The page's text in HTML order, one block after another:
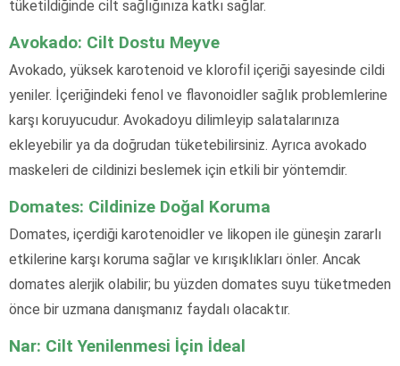
tüketildiğinde cilt sağlığınıza katkı sağlar.
Avokado: Cilt Dostu Meyve
Avokado, yüksek karotenoid ve klorofil içeriği sayesinde cildi
yeniler. İçeriğindeki fenol ve flavonoidler sağlık problemlerine
karşı koruyucudur. Avokadoyu dilimleyip salatalarınıza
ekleyebilir ya da doğrudan tüketebilirsiniz. Ayrıca avokado
maskeleri de cildinizi beslemek için etkili bir yöntemdir.
Domates: Cildinize Doğal Koruma
Domates, içerdiği karotenoidler ve likopen ile güneşin zararlı
etkilerine karşı koruma sağlar ve kırışıklıkları önler. Ancak
domates alerjik olabilir; bu yüzden domates suyu tüketmeden
önce bir uzmana danışmanız faydalı olacaktır.
Nar: Cilt Yenilenmesi İçin İdeal